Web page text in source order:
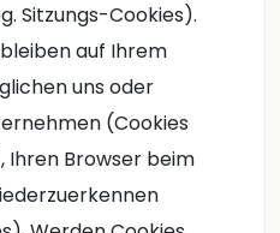
Sitzungs-Cookies).
auf Ihrem
uns oder
(Cookies
Browser beim